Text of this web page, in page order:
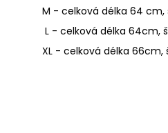
M - celková délka 64 cm,
L - celková délka 64cm,
XL - celková délka 66cm,